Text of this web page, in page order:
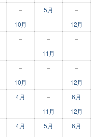
– 5月
–
10月 – 12月
– –
–
– 11月 –
– –
–
10月 – 12月
4月 –
6月
– 11月 12月
4月 5月
6月